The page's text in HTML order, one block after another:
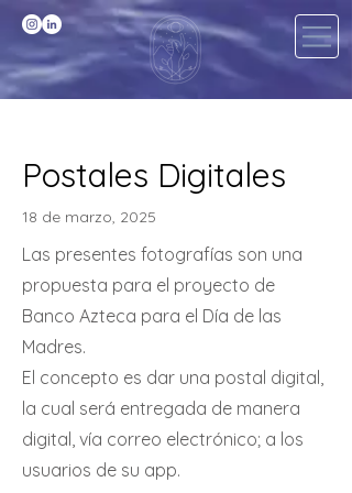
Postales Digitales
18 de marzo, 2025
Las presentes fotografías son una
propuesta para el proyecto de
Banco Azteca para el Día de las
Madres.
El concepto es dar una postal digital,
la cual será entregada de manera
digital, vía correo electrónico; a los
usuarios de su app.